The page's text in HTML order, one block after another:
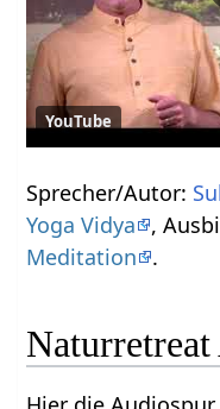
YouTube
Sprecher/Autor:
Yoga Vidya
,
Meditation
.